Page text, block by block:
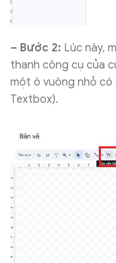
– Bước 2: Lúc này,
thanh công cụ của
một ô vuông nhỏ có
Textbox).